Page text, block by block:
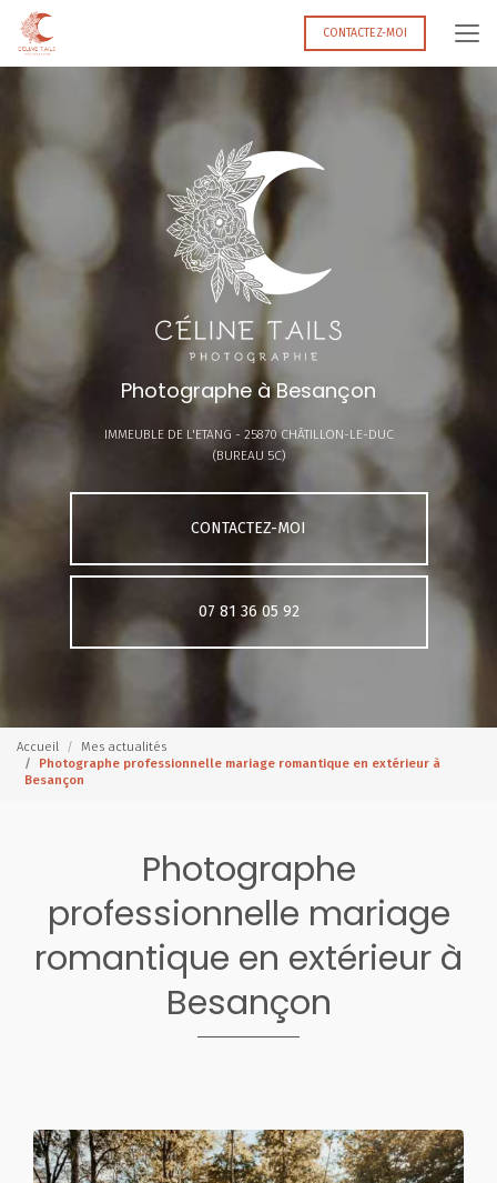
Aller
contenu
CONTACTEZ-MOI
Photographe à Besançon
IMMEUBLE DE L'ETANG - 25870 CHÂTILLON-LE-DUC
(BUREAU 5C)
CONTACTEZ-MOI
07 81 36 05 92
Accueil
Mes actualités
Photographe professionnelle mariage romantique en extérieur à
Besançon
Photographe
professionnelle mariage
romantique en extérieur à
Besançon